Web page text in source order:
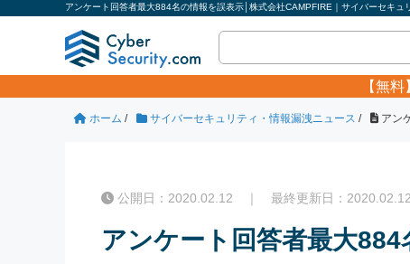
アンケート回答者最大884名の情報を誤表示│株式会社CAMPFIRE｜サイバーセキュ
【無料
ホーム / サイバーセキュリティ・情報漏洩ニュース / アン
公開日：2020.02.12 ｜ 最終更新日：2020.02.12
アンケート回答者最大